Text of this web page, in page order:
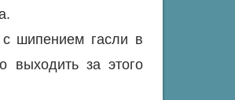
с шипением гасли в
выходить за этого